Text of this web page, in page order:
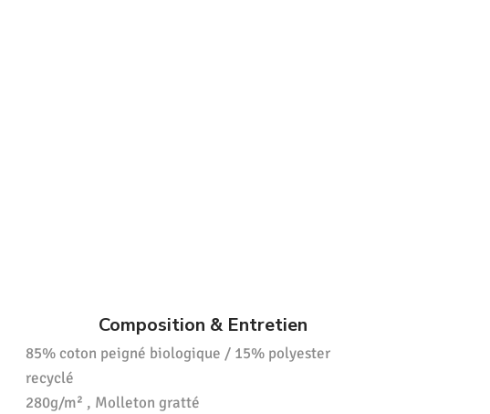
Composition & Entretien
85% coton peigné biologique / 15% polyester
recyclé
280g/m² , Molleton gratté